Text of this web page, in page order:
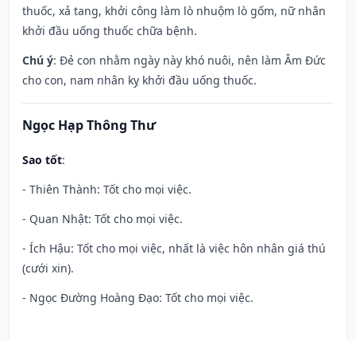
thuốc, xả tang, khởi công làm lò nhuộm lò gốm, nữ nhân
khởi đầu uống thuốc chữa bệnh.
Chú ý: Đẻ con nhằm ngày này khó nuôi, nên làm Âm Đức
cho con, nam nhân kỵ khởi đầu uống thuốc.
Ngọc Hạp Thông Thư
Sao tốt:
- Thiên Thành: Tốt cho mọi việc.
- Quan Nhật: Tốt cho mọi việc.
- Ích Hậu: Tốt cho mọi việc, nhất là việc hôn nhân giá thú
(cưới xin).
- Ngọc Đường Hoàng Đạo: Tốt cho mọi việc.